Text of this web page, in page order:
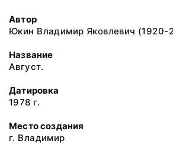
Автор
Юкин Владимир Яковлевич (1920-
Название
Август.
Датировка
1978 г.
Место создания
г. Владимир